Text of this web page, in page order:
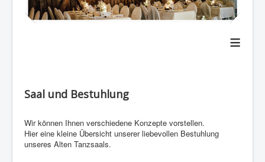
≡
Saal und Bestuhlung
Wir können Ihnen verschiedene Konzepte vorstellen.
Hier eine kleine Übersicht unserer liebevollen Bestuhlung
unseres Alten Tanzsaals.